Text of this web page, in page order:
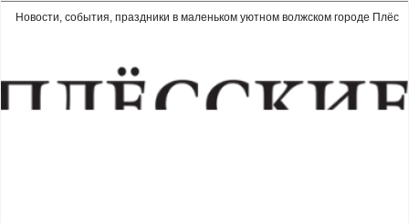
города Плёс
Новости, события, праздники в маленьком уютном волжском городе Плёс